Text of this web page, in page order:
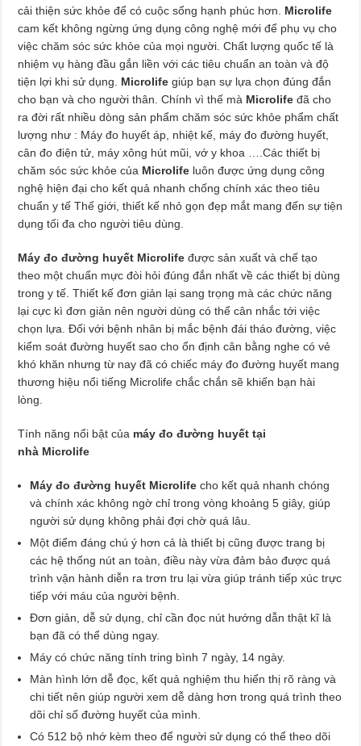
cải thiện sức khỏe để có cuộc sống hạnh phúc hơn. Microlife
cam kết không ngừng ứng dụng công nghệ mới để phụ vụ cho
việc chăm sóc sức khỏe của mọi người. Chất lượng quốc tế là
nhiệm vụ hàng đầu gắn liền với các tiêu chuẩn an toàn và độ
tiện lợi khi sử dụng.
Microlifegiúp bạn sự lựa chọn đúng đắn
cho bạn và cho người thân. Chính vì thế mà Microlifeđã cho
ra đời rất nhiều dòng sản phẩm chăm sóc sức khỏe phẩm chất
lượng như : Máy đo huyết áp, nhiệt kế, máy đo đường huyết,
cân đo điện tử, máy xông hút mũi, vớ y khoa ….Các thiết bị
chăm sóc sức khỏe của Microlife luôn được ứng dụng công
nghệ hiện đại cho kết quả nhanh chống chính xác theo tiêu
chuẩn y tế Thế giới, thiết kế nhỏ gọn đẹp mắt mang đến sự tiện
dụng tối đa cho người tiêu dùng.
Máy đo đường huyết Microlife được sản xuất và chế tạo
theo một chuẩn mực đòi hỏi đúng đắn nhất về các thiết bị dùng
trong y tế. Thiết kế đơn giản lại sang trọng mà các chức năng
lại cực kì đơn giản nên người dùng có thể cân nhắc tới việc
chọn lựa. Đối với bệnh nhân bị mắc bệnh đái tháo đường, việc
kiểm soát đường huyết sao cho ổn định cân bằng nghe có vẻ
khó khăn nhưng từ nay đã có chiếc máy đo đường huyết mang
thương hiệu nổi tiếng Microlife chắc chắn sẽ khiến bạn hài
lòng.
Tính năng nổi bật của máy đo đường huyết tại
nhà Microlife
Máy đo đường huyết Microlife cho kết quả nhanh chóng
và chính xác không ngờ chỉ trong vòng khoảng 5 giây, giúp
người sử dụng không phải đợi chờ quá lâu.
Một điểm đáng chú ý hơn cả là thiết bị cũng được trang bị
các hệ thống nút an toàn, điều này vừa đảm bảo được quá
trình vận hành diễn ra trơn tru lại vừa giúp tránh tiếp xúc trực
tiếp với máu của người bệnh.
Đơn giản, dễ sử dụng, chỉ cần đọc nút hướng dẫn thật kĩ là
bạn đã có thể dùng ngay.
Máy có chức năng tính tring bình 7 ngày, 14 ngày.
Màn hình lớn dễ đọc, kết quả nghiệm thu hiển thị rõ ràng và
chi tiết nên giúp người xem dễ dàng hơn trong quá trình theo
dõi chỉ số đường huyết của mình.
Có 512 bộ nhớ kèm theo để người sử dụng có thể theo dõi